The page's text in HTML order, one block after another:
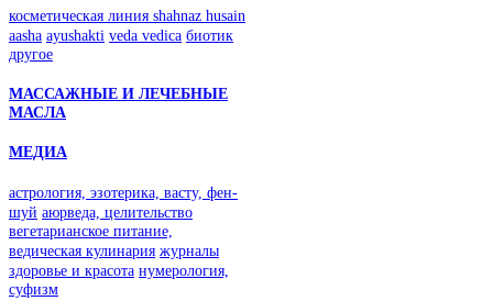
косметическая линия shahnaz husain
aasha ayushakti veda vedica биотик
другое
МАССАЖНЫЕ И ЛЕЧЕБНЫЕ
МАСЛА
МЕДИА
астрология, эзотерика, васту, фен-
шуй аюрведа, целительство
вегетарианское питание,
ведическая кулинария журналы
здоровье и красота нумерология,
суфизм